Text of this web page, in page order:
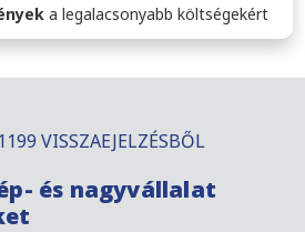
a legalacsonyabb költségekért
VISSZAEJELZÉSBŐL
és nagyvállalat